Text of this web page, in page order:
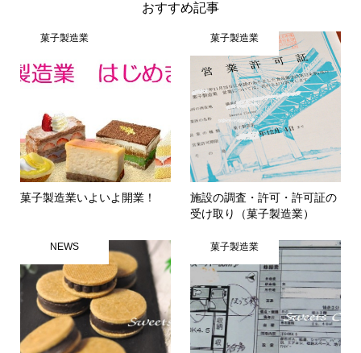
おすすめ記事
菓子製造業
菓子製造業いよいよ開業！
菓子製造業
施設の調査・許可・許可証の
受け取り（菓子製造業）
NEWS 菓子製造業